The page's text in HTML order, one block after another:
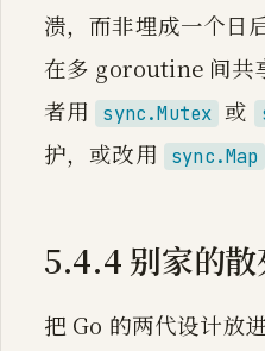
溃，而非埋成一个日
在多 goroutine 间共
者用 sync.Mutex 或
护，或改用
sync.Map
5.4.4 别家的
把 Go 的两代设计放